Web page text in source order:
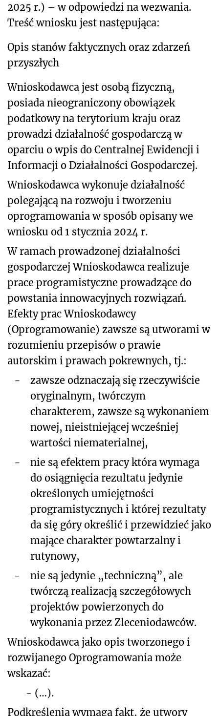
2025 r.) – w odpowiedzi na wezwania.
Treść wniosku jest następująca:
Opis stanów faktycznych oraz zdarzeń
przyszłych
Wnioskodawca jest osobą fizyczną,
posiada nieograniczony obowiązek
podatkowy na terytorium kraju oraz
prowadzi działalność gospodarczą w
oparciu o wpis do Centralnej Ewidencji i
Informacji o Działalności Gospodarczej.
Wnioskodawca wykonuje działalność
polegającą na rozwoju i tworzeniu
oprogramowania w sposób opisany we
wniosku od 1 stycznia 2024 r.
W ramach prowadzonej działalności
gospodarczej Wnioskodawca realizuje
prace programistyczne prowadzące do
powstania innowacyjnych rozwiązań.
Efekty prac Wnioskodawcy
(Oprogramowanie) zawsze są utworami w
rozumieniu przepisów o prawie
autorskim i prawach pokrewnych, tj.:
-
zawsze odznaczają się rzeczywiście
oryginalnym, twórczym
charakterem, zawsze są wykonaniem
nowej, nieistniejącej wcześniej
wartości niematerialnej,
-
nie są efektem pracy która wymaga
do osiągnięcia rezultatu jedynie
określonych umiejętności
programistycznych i której rezultaty
da się góry określić i przewidzieć jako
mające charakter powtarzalny i
rutynowy,
-
nie są jedynie „techniczną”, ale
twórczą realizacją szczegółowych
projektów powierzonych do
wykonania przez Zleceniodawców.
Wnioskodawca jako opis tworzonego i
rozwijanego Oprogramowania może
wskazać:
- (…).
Podkreślenia wymaga fakt, że utwory